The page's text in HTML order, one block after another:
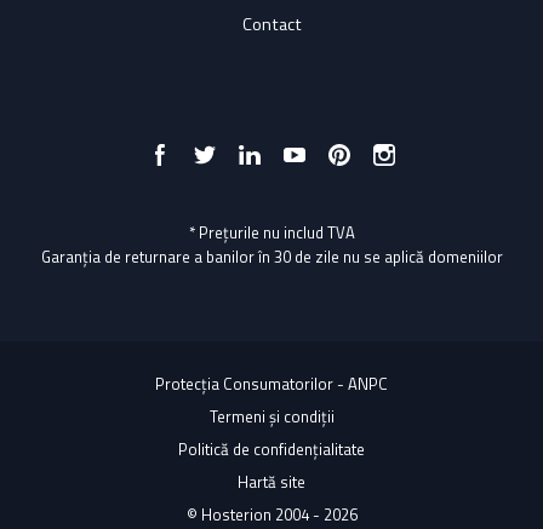
Contact
* Prețurile nu includ TVA
Garanția de returnare a banilor în 30 de zile nu se aplică domeniilor
© Hosterion 2004 - 2026
Protecția Consumatorilor - ANPC
Termeni și condiții
Politică de confidențialitate
Hartă site